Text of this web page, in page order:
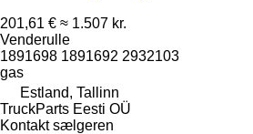
201,61 € ≈ 1.507 kr.
Venderulle
1891698 1891692 2932103
gas
Estland, Tallinn
TruckParts Eesti OÜ
Kontakt sælgeren